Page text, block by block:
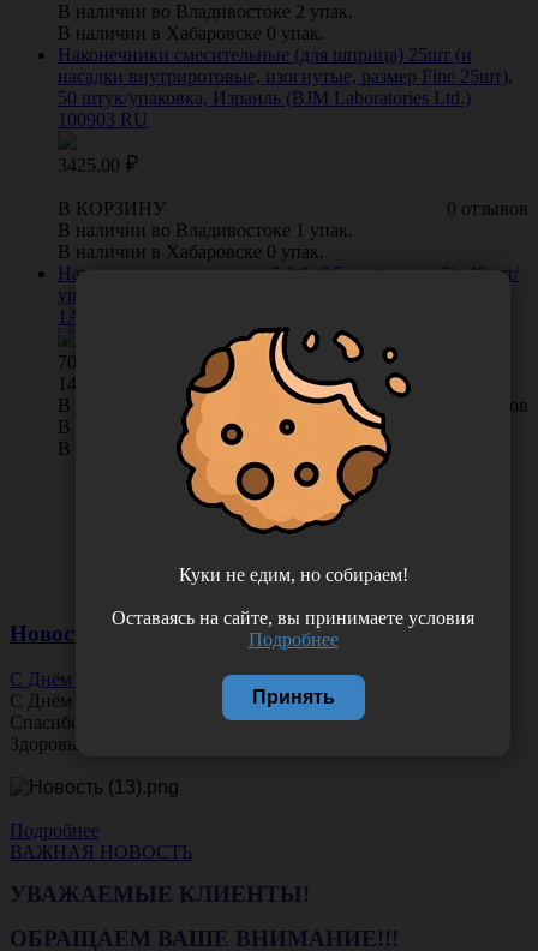
В наличии во Владивостоке 2 упак.
В наличии в Хабаровске 0 упак.
Наконечники смесительные (для шприца) 25шт (и
насадки внутриротовые, изогнутые, размер Fine 25шт),
50 штук/упаковка, Израиль (BJM Laboratories Ltd.)
100903 RU
3425.00
0 отзывов
В КОРЗИНУ
В наличии во Владивостоке 1 упак.
В наличии в Хабаровске 0 упак.
Наконечник смесительный 1:1, 6,5 мм (зеленый), 48 шт/
упаковка, Китай (Shanghai Dochem Industries Co., Ltd.)
1А6822
701.00
14.6 руб. шт
0 отзывов
В КОРЗИНУ
В наличии во Владивостоке 1 упак.
В наличии в Хабаровске 0 упак.
Новости
С Днём Офтальмолога!
С Днём
Спасибо за ясное зрение и заботу о пациентах.
Здоровья вам и новых профессиональных побед!
Подробнее
ВАЖНАЯ НОВОСТЬ
УВАЖАЕМЫЕ КЛИЕНТЫ!
ОБРАЩАЕМ ВАШЕ ВНИМАНИЕ!!!
Куки не едим, но собираем!
Оставаясь на сайте, вы принимаете условия
Подробнее
Принять